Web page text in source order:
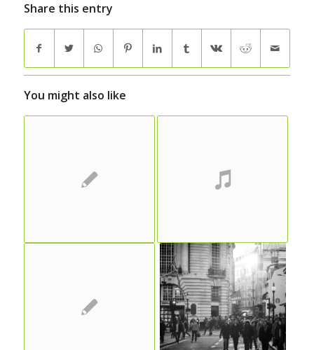
Share this entry
You might also like